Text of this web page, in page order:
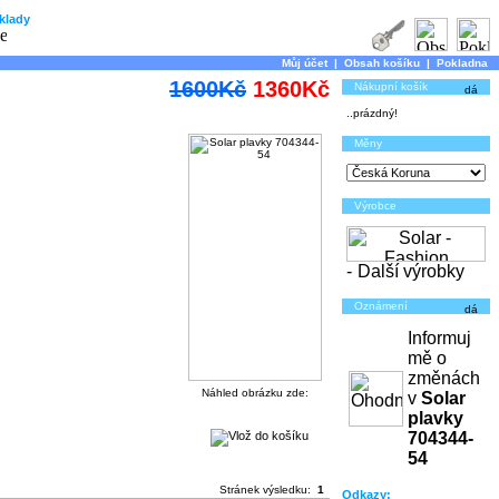
Můj účet | Obsah košíku | Pokladna
1600Kč 1360Kč
Náhled obrázku zde:
Stránek výsledku: 1
Nákupní košík
..prázdný!
Měny
Výrobce
- Další výrobky
Oznámení
Informuj
mě o
změnách
v Solar
plavky
704344-
54
Odkazy: